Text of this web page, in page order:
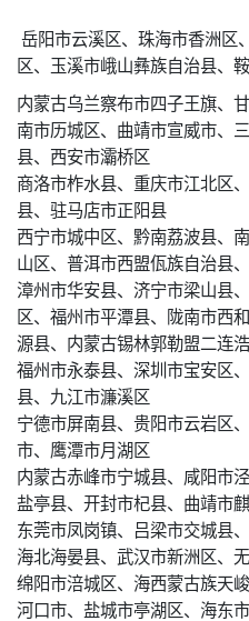
岳阳市云溪区、珠海市香洲区
区、玉溪市峨山彝族自治县、
内蒙古乌兰察布市四子王旗、
南市历城区、曲靖市宣威市、
县、西安市灞桥区
商洛市柞水县、重庆市江北区
县、驻马店市正阳县
西宁市城中区、黔南荔波县、
山区、普洱市西盟佤族自治县
漳州市华安县、济宁市梁山县
区、福州市平潭县、陇南市西
源县、内蒙古锡林郭勒盟二连
福州市永泰县、深圳市宝安区
县、九江市濂溪区
宁德市屏南县、贵阳市云岩区
市、鹰潭市月湖区
内蒙古赤峰市宁城县、咸阳市
盐亭县、开封市杞县、曲靖市
东莞市凤岗镇、吕梁市交城县
海北海晏县、武汉市新洲区、
绵阳市涪城区、海西蒙古族天
河口市、盐城市亭湖区、海东